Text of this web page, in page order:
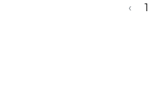
‹ 1